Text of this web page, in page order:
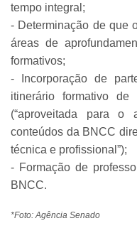
tempo integral;
- Determinação de que
áreas de
formativos;
- Incorporação de
itinerário formativo de
(“aproveitada para o
conteúdos da BNCC
técnica e profissional”);
- Formação de
BNCC.
*Foto: Agência Senado